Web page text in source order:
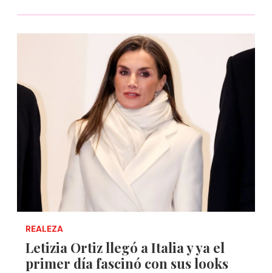
REALEZA
Letizia Ortiz llegó a Italia y ya el
primer día fascinó con sus looks